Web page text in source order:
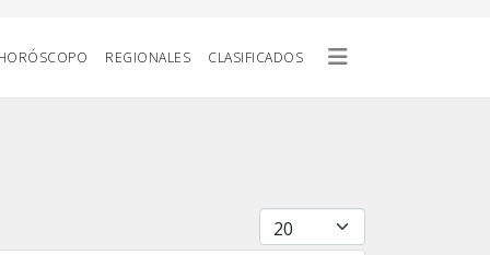
REGIONALES CLASIFICADOS
Cantidad